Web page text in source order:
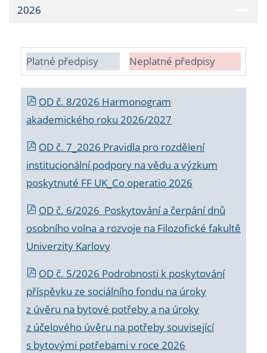
2026
Platné předpisy Neplatné předpisy
OD č. 8/2026 Harmonogram
akademického roku 2026/2027
OD č. 7_2026 Pravidla pro rozdělení
institucionální podpory na vědu a výzkum
poskytnuté FF UK_Co operatio 2026
OD č. 6/2026 Poskytování a čerpání dnů
osobního volna a rozvoje na Filozofické fakultě
Univerzity Karlovy
OD č. 5/2026 Podrobnosti k poskytování
příspěvku ze sociálního fondu na úroky
z úvěru na bytové potřeby a na úroky
z účelového úvěru na potřeby související
s bytovými potřebami v roce 2026